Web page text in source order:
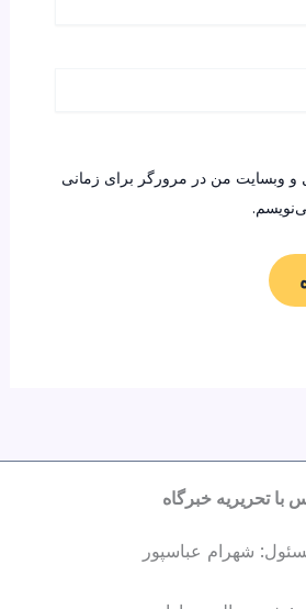
و وبسایت من در مرورگر برای زمانی
با تحریریه خبرگاه
شهرام عباسپور